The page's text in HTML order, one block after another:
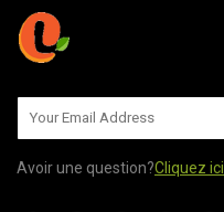
Avoir une question?Cliquez ici